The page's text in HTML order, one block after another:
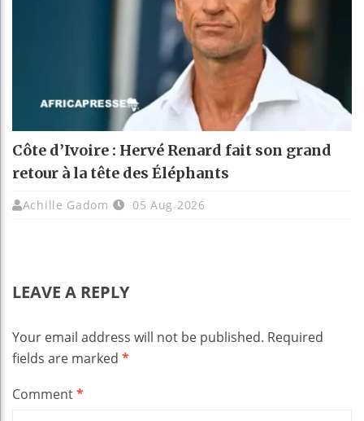
Côte d’Ivoire : Hervé Renard fait son grand
retour à la tête des Éléphants
Achille Gadom 05 Aug 2026
LEAVE A REPLY
Your email address will not be published. Required
fields are marked *
Comment*